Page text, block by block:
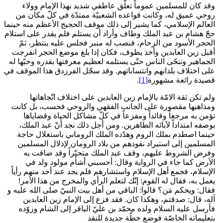
وقد كان للمسلمين عموماً تعلّق عاطفي شديد بهذا الإمام وولاء
روحي عميق له، وكانت قواعده الشعبيّة ممتدّة في كلّ مكان من
العالم الإسلامي، كما يشير إلى ذلك موقف الحجيج الأعظم منه حينما
حجّ هشام بن عبد الملك وطاف وأراد أن يستلم فلم يقدر على استلام
الحجر الأسود من الزحام، فنصب له منبر فجلس عليه ينتظر، ثمّ
أقبل زين العابدين وأخذ يطوف، فكان إذا بلغ موضع الحجر انفرجت
الجماهير وتنحّى الناس حتّى يستلمه لعظيم معرفتها بقدره وحبّها له
على اختلاف بلدانهم وانتساباتهم. وقد سجّل الفرزدق هذا الموقف في
قصيدة رائعة مشهورة[1]
.
ولم تكن ثقة الامّة بالإمام زين العابدين على اختلاف اتّجاهاتها
ومذاهبها مقصورة على الجانب الفقهي والروحي فحسب، بل كانت
تؤمن به مرجعاً وقائداً ومفزعاً في كلّ مشاكل الحياة وقضاياها
بوصفه امتداداً لآبائه الطاهرين. ومن أجل ذلك نجد أنّ عبد الملك،
حينما اصطدم بملك الروم وهدّده الملك الروماني باستغلال حاجة
المسلمين إلى استيراد نقودهم من بلاد الرومان لإذلال المسلمين
وفرض الشروط عليهم، وقف عبد الملك متحيّراً وقد ضاقت به
الأرض كما جاء في الرواية وقال: أحسبني أشأم مولود ولد في
الإسلام، فجمع أهل الإسلام واستشارهم فلم يجد عند أحد منهم رأياً
يعمل به، فقال له القوم: إنّك لتعلم الرأي والمخرج من هذا الأمر!
فقال: ويحكم مَن؟ قالوا: الباقي من أهل بيت النبيّ صلى الله عليه و
آله، قال: صدقتم، وهكذا كان. فقد فزع إلى الإمام زين العابدين
فأرسل عليه السلام ولده محمّد بن عليّ الباقر إلى الشام وزوّده
بتعليماته الخاصّة فوضع خطّة جديدة للنقد